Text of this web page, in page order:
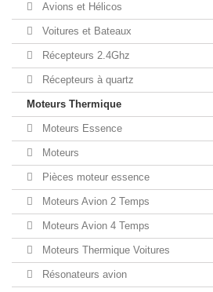
Avions et Hélicos
Voitures et Bateaux
Récepteurs 2.4Ghz
Récepteurs à quartz
Moteurs Thermique
Moteurs Essence
Moteurs
Pièces moteur essence
Moteurs Avion 2 Temps
Moteurs Avion 4 Temps
Moteurs Thermique Voitures
Résonateurs avion